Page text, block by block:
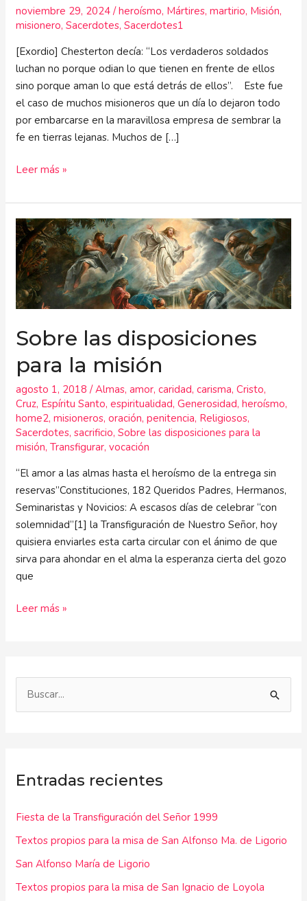
noviembre 29, 2024/heroísmo, Mártires,martirio, Misión,
misionero,Sacerdotes,Sacerdotes1
[Exordio] Chesterton decía: “Los verdaderos soldados
luchan no porque odian lo que tienen en frente de ellos
sino porque aman lo que está detrás de ellos”. Este fue
el caso de muchos misioneros que un día lo dejaron todo
por embarcarse en la maravillosa empresa de sembrar la
fe en tierras lejanas. Muchos de […]
Leer más »
Sobre las disposiciones
para la misión
agosto 1, 2018/Almas,amor,caridad,carisma,Cristo,
Cruz, Espíritu Santo,espiritualidad,Generosidad,heroísmo,
home2,misioneros,oración,penitencia, Religiosos,
Sacerdotes,sacrificio,Sobre las disposiciones para la
misión,Transfigurar,vocación
“El amor a las almas hasta el heroísmo de la entrega sin
reservas”Constituciones, 182 Queridos Padres, Hermanos,
Seminaristas y Novicios: A escasos días de celebrar “con
solemnidad”[1] la Transfiguración de Nuestro Señor, hoy
quisiera enviarles esta carta circular con el ánimo de que
sirva para ahondar en el alma la esperanza cierta del gozo
que
Sobre
las
disposiciones
para
la
misión
Leer más »
a
p
o
r
:
Entradas recientes
Fiesta de la Transfiguración del Señor 1999
Textos propios para la misa de San Alfonso Ma. de Ligorio
San Alfonso María de Ligorio
Textos propios para la misa de San Ignacio de Loyola